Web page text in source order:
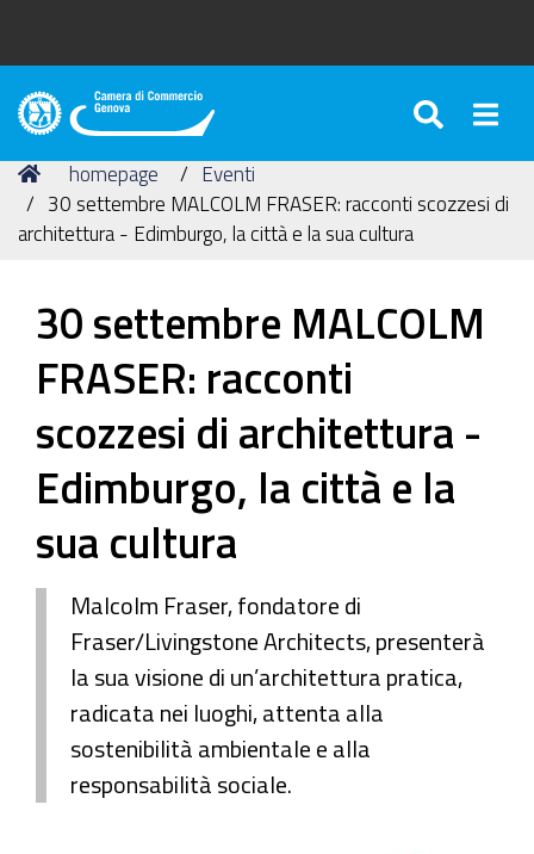
Camera
Commercio
di
Genova
Tu
sei
qui:
Home
homepage
Eventi
30 settembre MALCOLM FRASER: racconti scozzesi di
architettura - Edimburgo, la città e la sua cultura
30 settembre MALCOLM
FRASER: racconti
scozzesi di architettura -
Edimburgo, la città e la
sua cultura
Malcolm Fraser, fondatore di
Fraser/Livingstone Architects, presenterà
la sua visione di un’architettura pratica,
radicata nei luoghi, attenta alla
sostenibilità ambientale e alla
responsabilità sociale.